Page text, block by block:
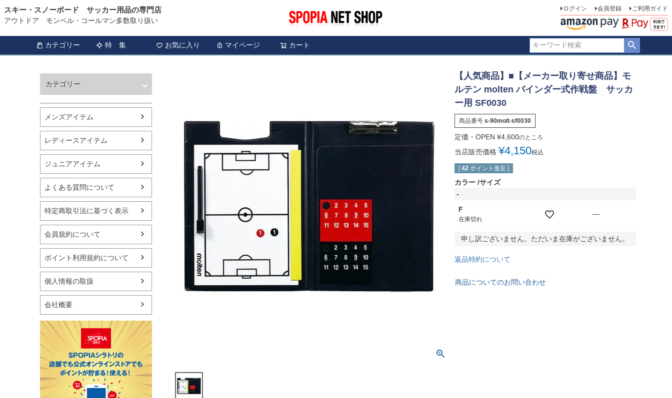
スキー・スノーボード サッカー用品の専門店
アウトドア モンベル・コールマン多数取り扱い
ログイン 会員登録 ご利用ガイド
カテゴリー 特 集 お気に入り マイページ カート
カテゴリー
バスケットボール
シューズ
ランニング用品
スポーツアパレル
テニス
バレーボール
フィットネス用品
スイミング用品
マリン
スケートボード
野球・ソフトボール
ゴルフ
卓球用品
バッグ・サングラス
ハンドボール用品
ラグビー用品
グランドゴルフ
メンズアイテム
レディースアイテム
ジュニアアイテム
よくある質問について
特定商取引法に基づく表示
会員規約について
ポイント利用規約について
個人情報の取扱
会社概要
【人気商品】■【メーカー取り寄せ商品】モ
ルテン molten バインダー式作戦盤 サッカ
ー用 SF0030
商品番号 s-90molt-sf0030
定価・OPEN ¥4,600のところ
当店販売価格 ¥4,150税込
[ 42 ポイント進呈 ]
カラー サイズ
-
F
在庫切れ
—
申し訳ございません。ただいま在庫がございません。
返品特約について
商品についてのお問い合わせ